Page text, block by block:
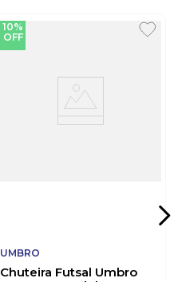
10%
OFF
UMBRO
Chuteira Futsal Umbro